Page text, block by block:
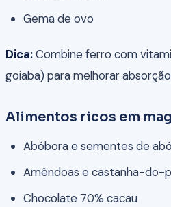
Gema de ovo
Dica:Combine ferro com
goiaba) para melhorar
Alimentos ricos em
Abóbora e sementes de
Amêndoas e castanha-do-
Chocolate 70% cacau